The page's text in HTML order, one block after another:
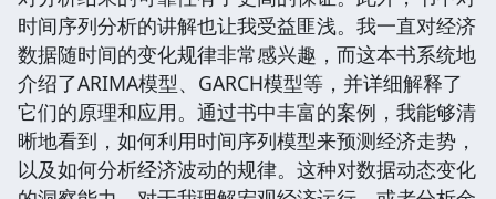
时间序列分析的讲解也让我受益匪浅。我一直对经济
数据随时间的变化规律非常感兴趣，而这本书系统地
介绍了ARIMA模型、GARCH模型等，并详细解释了
它们的原理和应用。通过书中丰富的案例，我能够清
晰地看到，如何利用时间序列模型来预测经济走势，
以及如何分析经济波动的规律。这种对数据动态变化